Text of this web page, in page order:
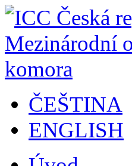
ČEŠTINA
ENGLISH